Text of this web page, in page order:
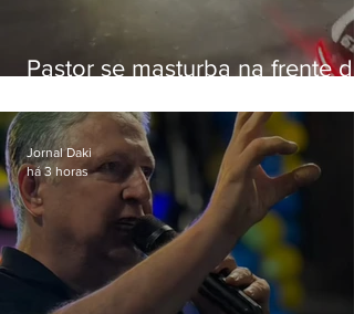
Pastor se masturba na frente de
Jornal Daki
há 3 horas